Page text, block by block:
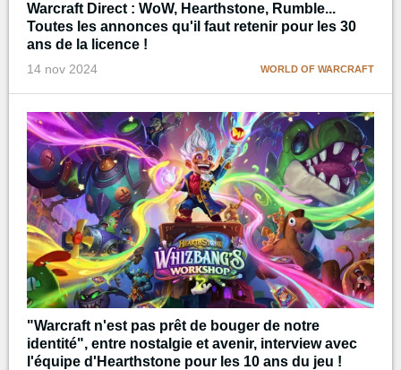
Warcraft Direct : WoW, Hearthstone, Rumble...
Toutes les annonces qu'il faut retenir pour les 30
ans de la licence !
14 nov 2024 WORLD OF WARCRAFT
"Warcraft n'est pas prêt de bouger de notre
identité", entre nostalgie et avenir, interview avec
l'équipe d'Hearthstone pour les 10 ans du jeu !